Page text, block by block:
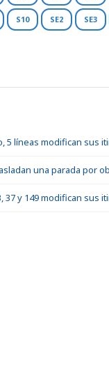
S10 SE2 SE3
5 líneas modifican sus
una parada por
37 y 149 modifican